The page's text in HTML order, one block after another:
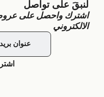
لنبقَ على تواصل
اشترك واحصل على
الالكتروني
اشترك